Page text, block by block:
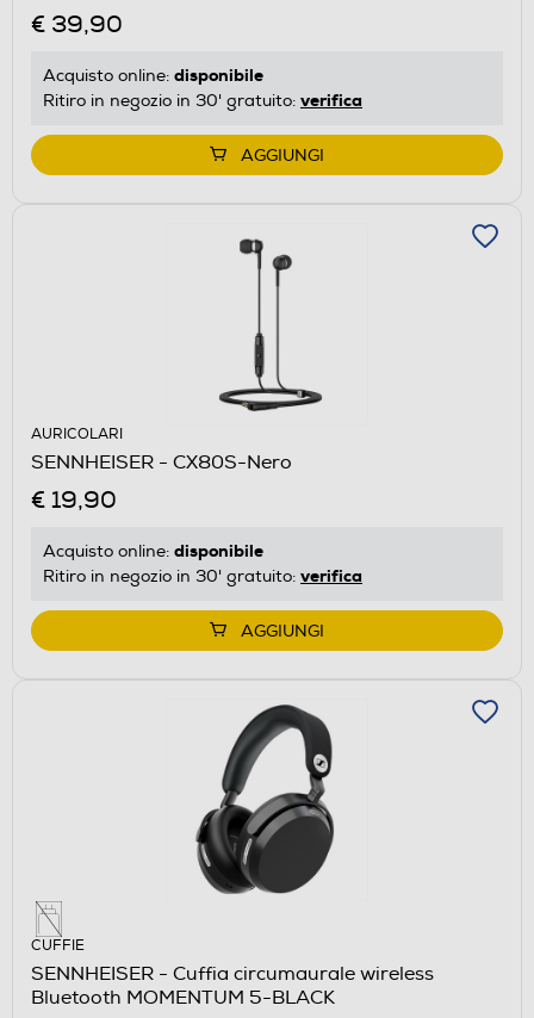
€ 39,90
Acquisto online: disponibile
Ritiro in negozio in 30' gratuito: verifica
AGGIUNGI
AURICOLARI
SENNHEISER - CX80S-Nero
€ 19,90
Acquisto online: disponibile
Ritiro in negozio in 30' gratuito: verifica
AGGIUNGI
CUFFIE
SENNHEISER - Cuffia circumaurale wireless
Bluetooth MOMENTUM 5-BLACK